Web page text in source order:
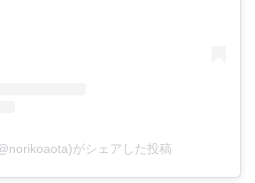
がシェアした投稿